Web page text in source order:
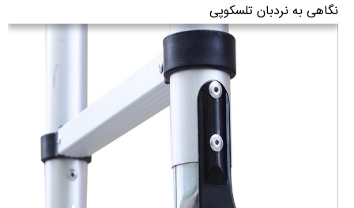
نگاهی به نردبان تلسکوپی